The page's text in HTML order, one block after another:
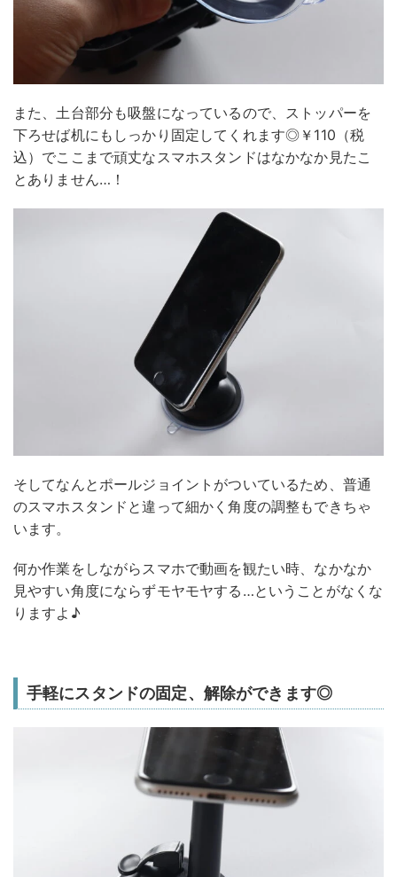
また、土台部分も吸盤になっているので、ストッパーを
下ろせば机にもしっかり固定してくれます◎￥110（税
込）でここまで頑丈なスマホスタンドはなかなか見たこ
とありません…！
そしてなんとポールジョイントがついているため、普通
のスマホスタンドと違って細かく角度の調整もできちゃ
います。
何か作業をしながらスマホで動画を観たい時、なかなか
見やすい角度にならずモヤモヤする…ということがなくな
りますよ♪
手軽にスタンドの固定、解除ができます◎